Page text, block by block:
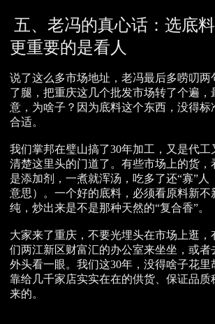
五、老冯的真心话：选底
更重要的是看人
说了这么多市场地址，老冯最后多唠叨两
了腿，把重庆这几个批发市场转了个遍，
意，为啥子？因为底料这个东西，没得标
合适。
我们掌邦在璧山搞了30年加工，又是代工
清楚这里头的门道了。有些市场上的货，
是添加剂，一煮就浑汤，吃多了还“寡”人
意思）。一个好的底料，必须看原料新不
纯，炒出来是不是那种天然的“复合香”。
大家来了重庆，不要光埋头在市场上逛，
们两江新区财富汇的办公室来坐坐，或者
外头看一眼。我们这30年，没得啥子花里
靠给几千家店实实在在的供货、保证品质
来的。